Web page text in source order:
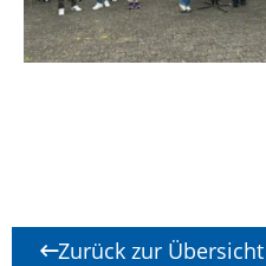
Zurück zur Übersicht